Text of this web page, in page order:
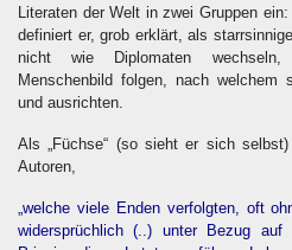
Literaten der Welt in zwei Gruppen ein:
definiert er, grob erklärt, als
nicht wie Diplomaten wechseln,
Menschenbild folgen, nach welchem
und ausrichten.
Als „Füchse“ (so sieht er sich
Autoren,
„welche viele Enden verfolgten, oft
widersprüchlich (..) unter Bezug auf